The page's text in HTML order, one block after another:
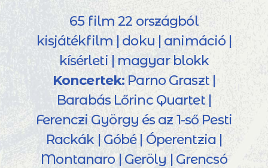
65 film 22 országból
kisjátékfilm | doku | animáció |
kísérleti | magyar blokk
Koncertek: Parno Graszt |
Barabás Lőrinc Quartet |
Ferenczi György és az 1-ső Pesti
Rackák | Góbé | Óperentzia |
Montanaro | Geröly | Grencsó